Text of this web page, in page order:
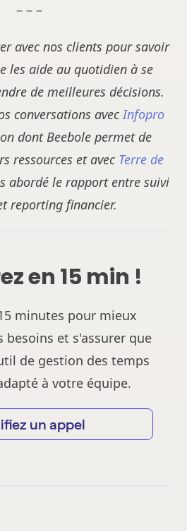
– – –
avec nos clients pour savoir
les aide au quotidien à se
de meilleures décisions.
conversations avecInfopro
dont Beebole permet de
ressources et avec Terre de
abordé le rapport entre suivi
reporting financier.
en 15 min !
minutes pour mieux
besoins et s'assurer que
de gestion des temps
à votre équipe.
un appel